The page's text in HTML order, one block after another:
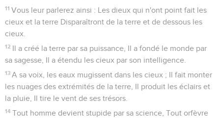
11 Vous leur parlerez ainsi : Les dieux qui n'ont point fait les
cieux et la terre Disparaîtront de la terre et de dessous les
cieux.
12 Il a créé la terre par sa puissance, Il a fondé le monde par
sa sagesse, Il a étendu les cieux par son intelligence.
13 A sa voix, les eaux mugissent dans les cieux ; Il fait monter
les nuages des extrémités de la terre, Il produit les éclairs et
la pluie, Il tire le vent de ses trésors.
14 Tout homme devient stupide par sa science, Tout orfèvre